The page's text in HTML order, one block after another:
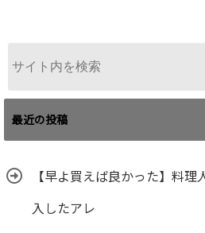
最近の投稿
【早よ買えば良かった】料
入したアレ